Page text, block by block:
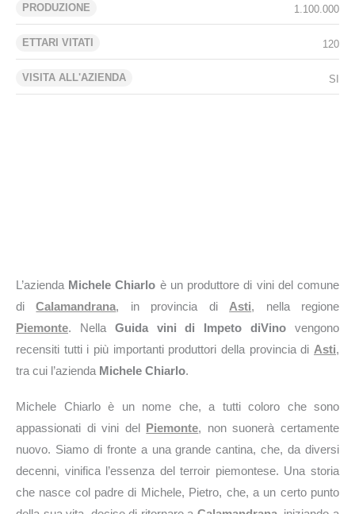
PRODUZIONE 1.100.000
ETTARI VITATI 120
VISITA ALL'AZIENDA SI
L’azienda Michele Chiarlo è un produttore di vini del comune
diCalamandrana, in provincia diAsti, nella regione
Piemonte. Nella Guida vini di Impeto diVino vengono
recensiti tutti i più importanti produttori della provincia di Asti,
tra cui l’azienda Michele Chiarlo.
Michele Chiarlo è un nome che, a tutti coloro che sono
appassionati di vini del
Piemonte, non suonerà certamente
nuovo. Siamo di fronte a una grande cantina, che, da diversi
decenni, vinifica l’essenza del terroir piemontese. Una storia
che nasce col padre di Michele, Pietro, che, a un certo punto